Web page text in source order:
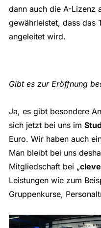
dann auch die A-Lizenz
gewährleistet, dass das
angeleitet wird.
Gibt es zur Eröffnung
Ja, es gibt besondere
sich jetzt bei uns im
Euro. Wir haben auch
Man bleibt bei uns
Mitgliedschaft bei „
Leistungen wie zum
Gruppenkurse,